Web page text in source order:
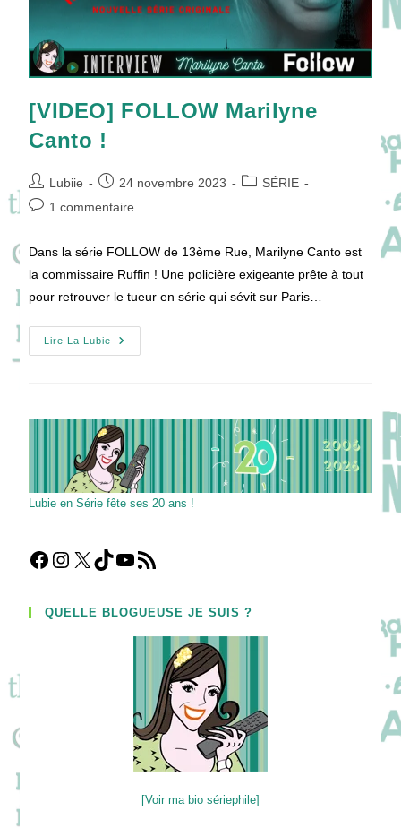
[VIDEO] FOLLOW Marilyne
Canto !
Auteur/autrice
de
Lubiie
Publication
publiée :
24 novembre 2023
PostSÉRIE
Commentaires
1 commentaire
Dans la série FOLLOW de 13ème Rue, Marilyne Canto est
la commissaire Ruffin ! Une policière exigeante prête à tout
pour retrouver le tueur en série qui sévit sur Paris…
Lire La Lubie
[VIDEO]
FOLLOW
Lubie en Série fête ses 20 ans !
Facebook
Instagram
X TikTokYouTube
Flux RSS
QUELLE BLOGUEUSE JE SUIS ?
[Voir ma bio sériephile]